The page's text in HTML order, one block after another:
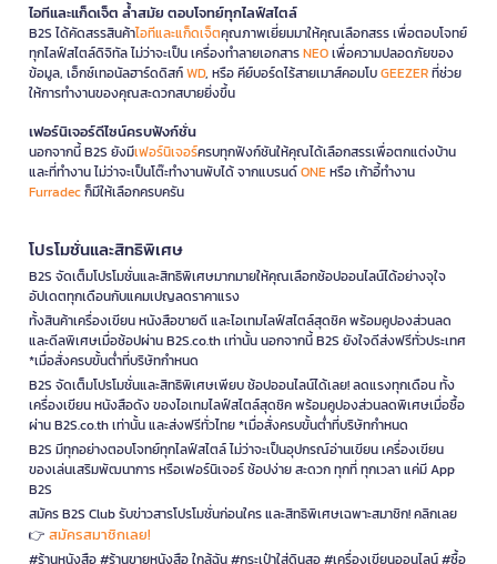
ไอทีและแก็ดเจ็ต ล้ำสมัย ตอบโจทย์ทุกไลฟ์สไตล์
B2S ได้คัดสรรสินค้าไอทีและแก็ดเจ็ตคุณภาพเยี่ยมมาให้คุณเลือกสรร เพื่อตอบโจทย์
ทุกไลฟ์สไตล์ดิจิทัล ไม่ว่าจะเป็น เครื่องทำลายเอกสารNEOเพื่อความปลอดภัยของ
ข้อมูล, เอ็กซ์เทอนัลฮาร์ดดิสก์WD, หรือ คีย์บอร์ดไร้สายเมาส์คอมโบGEEZERที่ช่วย
ให้การทำงานของคุณสะดวกสบายยิ่งขึ้น
เฟอร์นิเจอร์ดีไซน์ครบฟังก์ชั่น
นอกจากนี้ B2S ยังมีเฟอร์นิเจอร์ครบทุกฟังก์ชันให้คุณได้เลือกสรรเพื่อตกแต่งบ้าน
และที่ทำงาน ไม่ว่าจะเป็นโต๊ะทำงานพับได้ จากแบรนด์ONEหรือ เก้าอี้ทำงาน
Furradecก็มีให้เลือกครบครัน
โปรโมชั่นและสิทธิพิเศษ
B2S จัดเต็มโปรโมชั่นและสิทธิพิเศษมากมายให้คุณเลือกช้อปออนไลน์ได้อย่างจุใจ
อัปเดตทุกเดือนกับแคมเปญลดราคาแรง
ทั้งสินค้าเครื่องเขียน หนังสือขายดี และไอเทมไลฟ์สไตล์สุดชิค พร้อมคูปองส่วนลด
และดีลพิเศษเมื่อช้อปผ่าน B2S.co.th เท่านั้น นอกจากนี้ B2S ยังใจดีส่งฟรีทั่วประเทศ
*เมื่อสั่งครบขั้นต่ำที่บริษัทกำหนด
B2S จัดเต็มโปรโมชั่นและสิทธิพิเศษเพียบ ช้อปออนไลน์ได้เลย! ลดแรงทุกเดือน ทั้ง
เครื่องเขียน หนังสือดัง ของไอเทมไลฟ์สไตล์สุดชิค พร้อมคูปองส่วนลดพิเศษเมื่อซื้อ
ผ่าน B2S.co.th เท่านั้น และส่งฟรีทั่วไทย *เมื่อสั่งครบขั้นต่ำที่บริษัทกำหนด
B2S มีทุกอย่างตอบโจทย์ทุกไลฟ์สไตล์ ไม่ว่าจะเป็นอุปกรณ์อ่านเขียน เครื่องเขียน
ของเล่นเสริมพัฒนาการ หรือเฟอร์นิเจอร์ ช้อปง่าย สะดวก ทุกที่ ทุกเวลา แค่มี App
B2S
สมัคร B2S Club รับข่าวสารโปรโมชั่นก่อนใคร และสิทธิพิเศษเฉพาะสมาชิก! คลิกเลย
👉 สมัครสมาชิกเลย!
#ร้านหนังสือ #ร้านขายหนังสือ ใกล้ฉัน #กระเป๋าใส่ดินสอ #เครื่องเขียนออนไลน์ #ซื้อ